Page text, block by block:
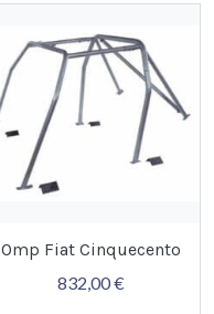
Omp Fiat Cinquecento
832,00 €